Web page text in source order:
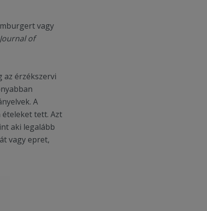
vagy
Journal of
érzékszervi
A
ételeket tett. Azt
aki legalább
vagy epret,